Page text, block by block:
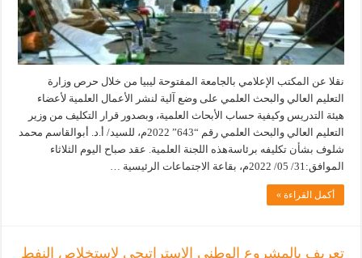
نقلا عن المكتب الإعلامي بالجامعة المفتوحة ليبيا من خلال حرص وزارة
التعليم العالي والبحث العلمي على وضع آلية لنشر الأعمال العلمية لأعضاء
هيئة التدريس وكيفية حساب الأبحاث العلمية، وبصدور قرار التكليف من وزير
التعليم العالي والبحث العلمي رقم “643” 2022م، للسيد/ أ.د. أبوالقاسم محمد
شلوف بشأن تكليفه برئاسةهذه اللجنة العلمية. عقد صباح اليوم الثلاثاء
الموافق:31/ 05/ 2022م، بقاعة الاجتماعات الرئيسية …
أكمل القراءة »
تعريف بالمشروع الوطني الاستراتيجي لاستخلاص النفط